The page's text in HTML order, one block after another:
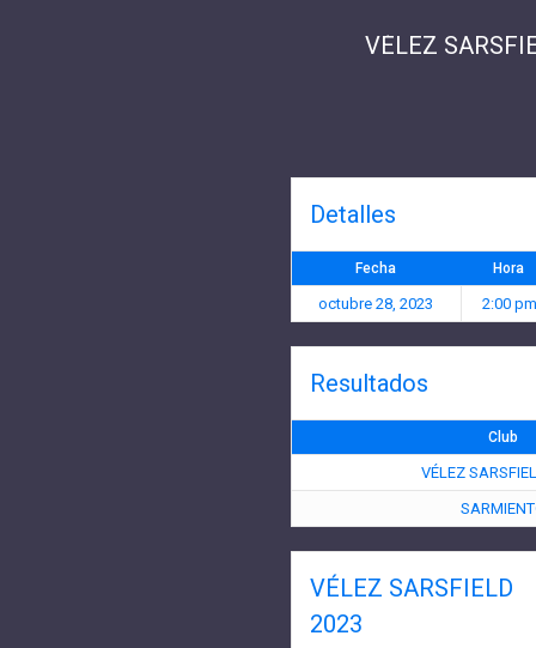
VÉLEZ
Detalles
Fecha Hora
octubre 28, 2023 2:00 pm
Resultados
Club
VÉLEZ
VÉLEZ SARSFIELD
2023